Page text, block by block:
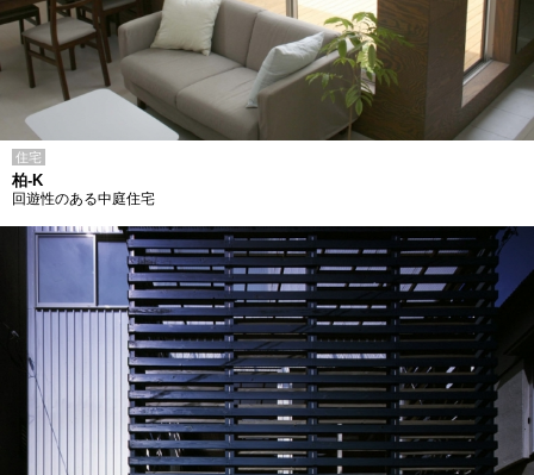
住宅
柏-K
回遊性のある中庭住宅